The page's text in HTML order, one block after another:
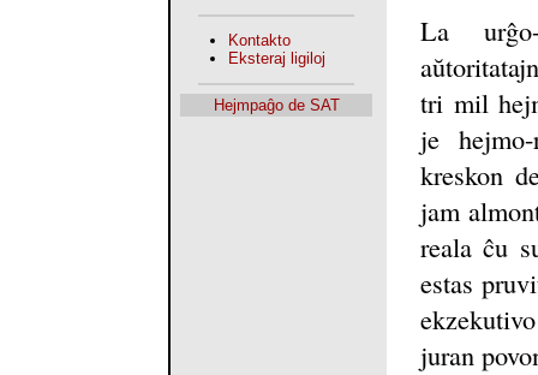
Kontakto
Eksteraj ligiloj
Hejmpaĝo de SAT
La
tri mil
je
kreskon
jam
reala ĉu
estas
juran